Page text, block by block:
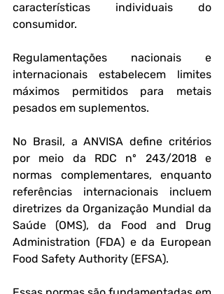
características individuais do
consumidor.
Regulamentações nacionais e
internacionais estabelecem limites
máximos permitidos para metais
pesados em suplementos.
No Brasil, a ANVISA define critérios
por meio da RDC nº 243/2018 e
normas complementares, enquanto
referências internacionais incluem
diretrizes da Organização Mundial da
Saúde (OMS), da Food and Drug
Administration (FDA) e da European
Food Safety Authority (EFSA).